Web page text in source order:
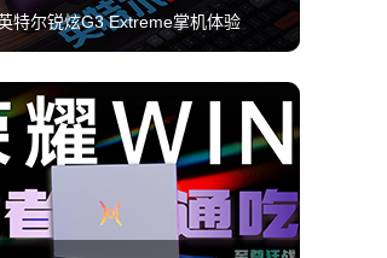
特尔锐炫G3 Extreme掌机体验